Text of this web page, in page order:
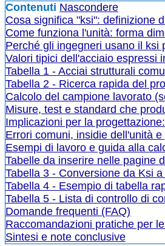
Contenuti Nascondere
Cosa significa "ksi": definizione
Come funziona l'unità: forma
Perché gli ingegneri usano il ksi
Valori tipici dell'acciaio espressi
Tabella 1 - Acciai strutturali
Tabella 2 - Ricerca rapida del
Calcolo del campione lavorato
Misure, test e standard che
Implicazioni per la
Errori comuni, insidie dell'unità
Esempi di lavoro e guida alla
Tabelle da inserire nelle pagine
Tabella 3 - Conversione da Ksi
Tabella 4 - Esempio di tabella
Tabella 5 - Lista di controllo di
Domande frequenti (FAQ)
Raccomandazioni pratiche per
Sintesi e note conclusive